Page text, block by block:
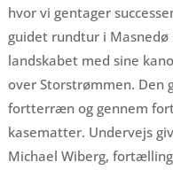
hvor vi gentager
guidet rundtur i
landskabet med sine
over Storstrømmen. Den
fortterræn og gennem
kasematter. Undervejs
Michael Wiberg,